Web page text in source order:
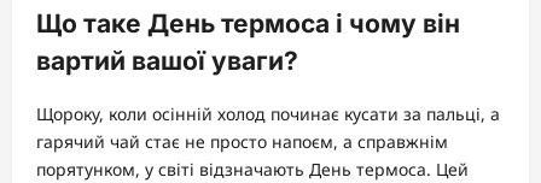
Що таке День термоса і чому він
вартий вашої уваги?
Щороку, коли осінній холод починає кусати за пальці, а
гарячий чай стає не просто напоєм, а справжнім
порятунком, у світі відзначають День термоса. Цей